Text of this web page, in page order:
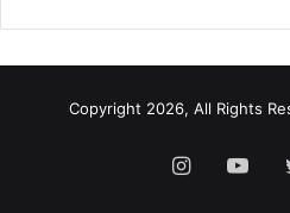
تويتر يوتيوبانستقرام